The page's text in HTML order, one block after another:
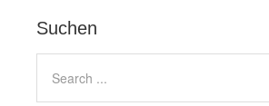
Suchen